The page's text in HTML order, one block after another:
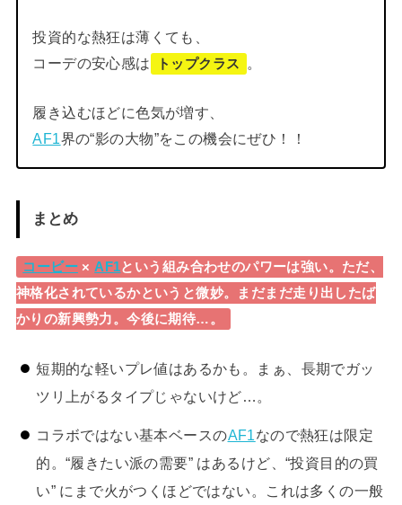
投資的な熱狂は薄くても、
コーデの安心感は
トップクラス 。
履き込むほどに色気が増す、
AF1界の“影の大物”をこの機会にぜひ！！
まとめ
コービー×AF1という組み合わせのパワーは強い。ただ、
神格化されているかというと微妙。まだまだ走り出したば
かりの新興勢力。今後に期待…。
短期的な軽いプレ値はあるかも。まぁ、長期でガッ
ツリ上がるタイプじゃないけど…。
コラボではない基本ベースのAF1なので熱狂は限定
的。“履きたい派の需要” はあるけど、“投資目的の買
い” にまで火がつくほどではない。これは多くの一般